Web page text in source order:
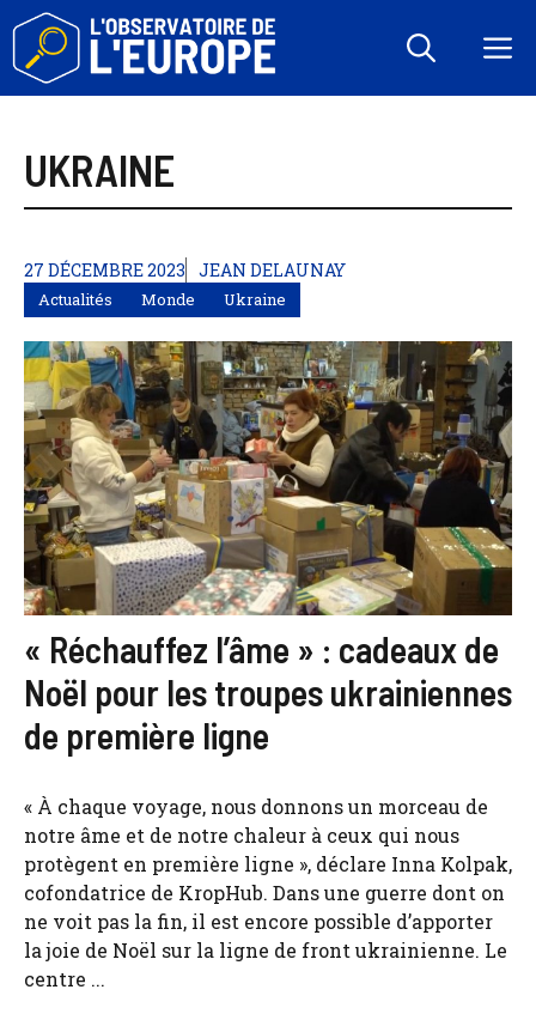
Aller
contenu
UKRAINE
27 DÉCEMBRE 2023 JEAN DELAUNAY
Actualités Monde Ukraine
« Réchauffez l’âme » : cadeaux de
Noël pour les troupes ukrainiennes
de première ligne
« À chaque voyage, nous donnons un morceau de
notre âme et de notre chaleur à ceux qui nous
protègent en première ligne », déclare Inna Kolpak,
cofondatrice de KropHub. Dans une guerre dont on
ne voit pas la fin, il est encore possible d’apporter
la joie de Noël sur la ligne de front ukrainienne. Le
centre ...